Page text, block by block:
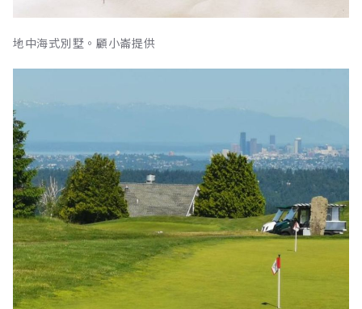
地中海式別墅。顧小崙提供